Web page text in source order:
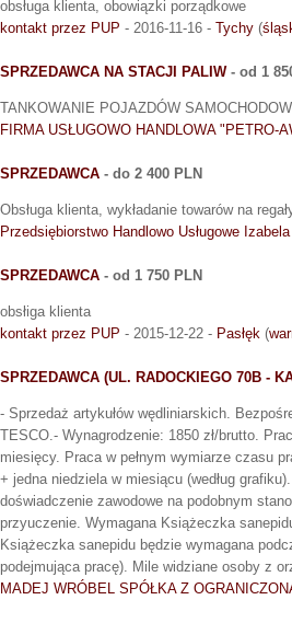
obsługa klienta, obowiązki porządkowe
kontakt przez PUP - 2016-11-16 - Tychy (
SPRZEDAWCA NA STACJI PALIW- od 1
TANKOWANIE POJAZDÓW
FIRMA USŁUGOWO HANDLOWA "PETRO-
SPRZEDAWCA - do 2 400 PLN
Obsługa klienta, wykładanie towarów na
Przedsiębiorstwo Handlowo Usługowe
SPRZEDAWCA - od 1 750 PLN
obsłiga klienta
kontakt przez PUP - 2015-12-22 - Pasłęk (
SPRZEDAWCA (UL. RADOCKIEGO 70B -
- Sprzedaż artykułów wędliniarskich.
TESCO.- Wynagrodzenie: 1850 zł/brutto.
miesięcy. Praca w pełnym wymiarze czasu
+ jedna niedziela w miesiącu (według
doświadczenie zawodowe na podobnym
przyuczenie. Wymagana Książeczka
Książeczka sanepidu będzie wymagana
podejmująca pracę). Mile widziane osoby z
MADEJ WRÓBEL SPÓŁKA Z